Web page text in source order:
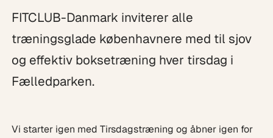
FITCLUB-Danmark inviterer alle
træningsglade københavnere med til sjov
og effektiv boksetræning hver tirsdag i
Fælledparken.
Vi starter igen med Tirsdagstræning og åbner igen for